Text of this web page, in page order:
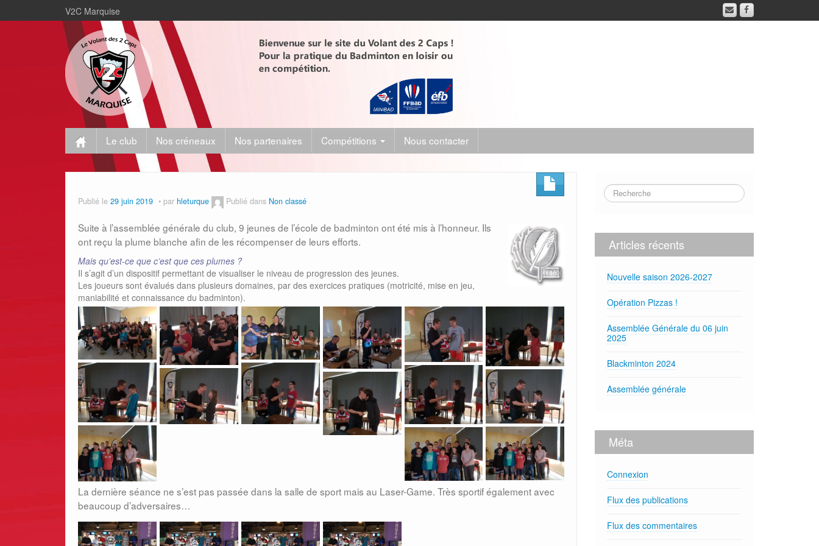
V2C Marquise
Le club Nos créneaux Nos partenaires Compétitions Nous contacter
Publié le 29 juin 2019 par hleturque Publié dans Non classé
Suite à l’assemblée générale du club, 9 jeunes de l’école de badminton ont été mis à l’honneur. Ils
ont reçu la plume blanche afin de les récompenser de leurs efforts.
Mais qu’est-ce que c’est que ces plumes ?
Il s’agit d’un dispositif permettant de visualiser le niveau de progression des jeunes.
Les joueurs sont évalués dans plusieurs domaines, par des exercices pratiques (motricité, mise en jeu,
maniabilité et connaissance du badminton).
La dernière séance ne s’est pas passée dans la salle de sport mais au Laser-Game. Très sportif également avec
beaucoup d’adversaires…
Articles récents
Nouvelle saison 2026-2027
Opération Pizzas !
Assemblée Générale du 06 juin
2025
Blackminton 2024
Assemblée générale
Méta
Connexion
Flux des publications
Flux des commentaires